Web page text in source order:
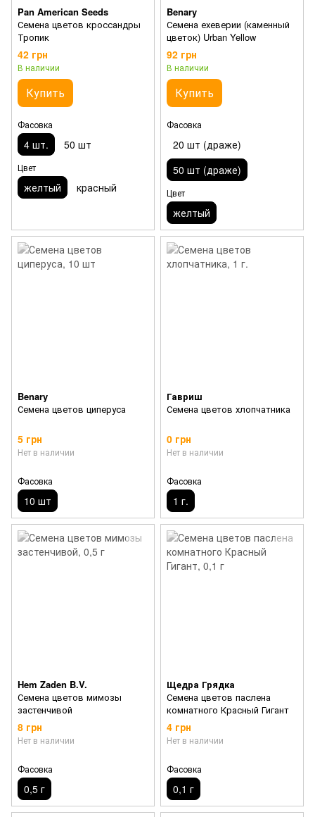
Pan American Seeds
Семена цветов кроссандры
Тропик
42 грн
В наличии
Купить
Фасовка
4 шт. 50 шт
Цвет
желтый красный
Benary
Семена ехеверии (каменный
цветок) Urban Yellow
92 грн
В наличии
Купить
Фасовка
20 шт (драже)
50 шт (драже)
Цвет
желтый
Benary
Семена цветов циперуса
5 грн
Нет в наличии
Фасовка
10 шт
Гавриш
Семена цветов хлопчатника
0 грн
Нет в наличии
Фасовка
1 г.
Hem Zaden B.V.
Семена цветов мимозы
застенчивой
8 грн
Нет в наличии
Фасовка
0,5 г
Щедра Грядка
Семена цветов паслена
комнатного Красный Гигант
4 грн
Нет в наличии
Фасовка
0,1 г